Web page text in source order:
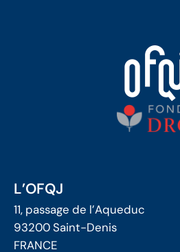
L’OFQJ
11, passage de l’Aqueduc
93200 Saint-Denis
FRANCE